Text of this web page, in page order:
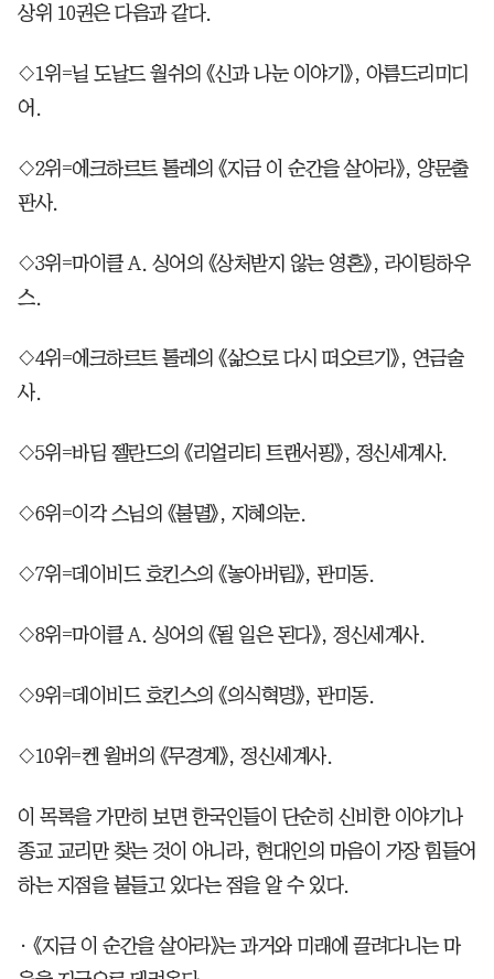
상위 10권은 다음과 같다.
◇1위=닐 도날드 월쉬의 《신과 나눈 이야기》, 아름드리미디
어.
◇2위=에크하르트 톨레의 《지금 이 순간을 살아라》, 양문출
판사.
◇3위=마이클 A. 싱어의 《상처받지 않는 영혼》, 라이팅하우
스.
◇4위=에크하르트 톨레의 《삶으로 다시 떠오르기》, 연금술
사.
◇5위=바딤 젤란드의 《리얼리티 트랜서핑》, 정신세계사.
◇6위=이각 스님의 《불멸》, 지혜의눈.
◇7위=데이비드 호킨스의 《놓아버림》, 판미동.
◇8위=마이클 A. 싱어의 《될 일은 된다》, 정신세계사.
◇9위=데이비드 호킨스의 《의식혁명》, 판미동.
◇10위=켄 윌버의 《무경계》, 정신세계사.
이 목록을 가만히 보면 한국인들이 단순히 신비한 이야기나
종교 교리만 찾는 것이 아니라, 현대인의 마음이 가장 힘들어
하는 지점을 붙들고 있다는 점을 알 수 있다.
• 《지금 이 순간을 살아라》는 과거와 미래에 끌려다니는 마